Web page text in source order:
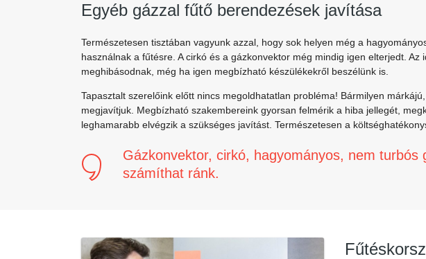
Egyéb gázzal fűtő berendezések javítása
Természetesen tisztában vagyunk azzal, hogy sok helyen még a
használnak a fűtésre. A cirkó és a gázkonvektor még mindig igen elterjedt. Az
meghibásodnak, még ha igen megbízható készülékekről beszélünk is
Tapasztalt szerelőink előtt nincs megoldhatatlan probléma! Bármilyen
megjavítjuk. Megbízható szakembereink gyorsan felmérik a hiba jellegét,
leghamarabb elvégzik a szükséges javítást. Természetesen a
Gázkonvektor, cirkó, hagyományos, nem turbós
számíthat ránk.